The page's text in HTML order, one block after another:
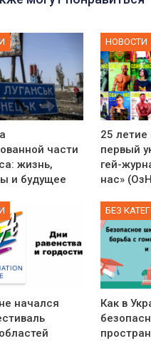
части
жизнь,
и будущее
НОВОСТИ
25 летие
первый
гей-
нас»
начался
БЕЗ
Как в